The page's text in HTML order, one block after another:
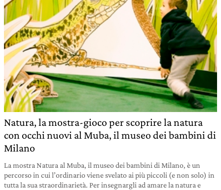
Natura, la mostra-gioco per scoprire la natura
con occhi nuovi al Muba, il museo dei bambini di
Milano
La mostra Natura al Muba, il museo dei bambini di Milano, è un
percorso in cui l’ordinario viene svelato ai più piccoli (e non solo) in
tutta la sua straordinarietà. Per insegnargli ad amare la natura e